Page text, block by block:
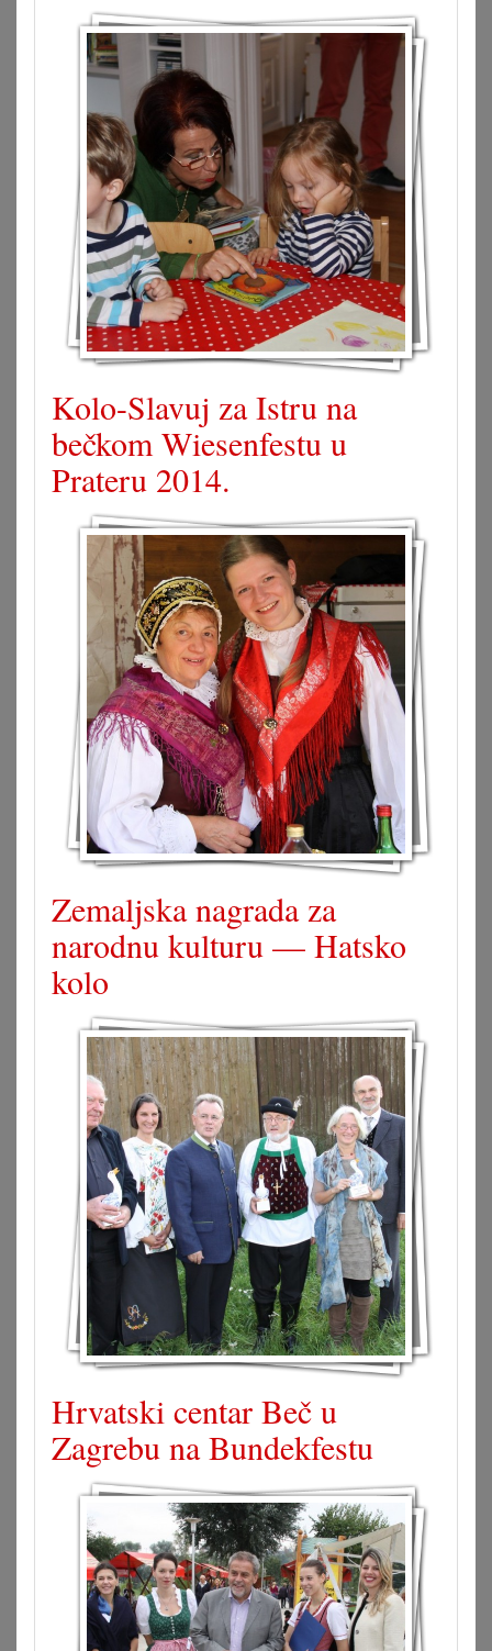
Kolo-Slavuj za Istru na
bečkom Wiesenfestu u
Prateru 2014.
Zemaljska nagrada za
narodnu kulturu — Hatsko
kolo
Hrvatski centar Beč u
Zagrebu na Bundekfestu